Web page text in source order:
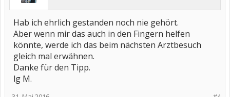
Hab ich ehrlich gestanden noch nie gehört.
Aber wenn mir das auch in den Fingern helfen
könnte, werde ich das beim nächsten Arztbesuch
gleich mal erwähnen.
Danke für den Tipp.
lg M.